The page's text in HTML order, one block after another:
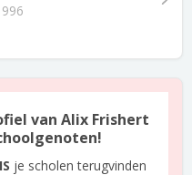
van Alix Frishert
je scholen terugvinden